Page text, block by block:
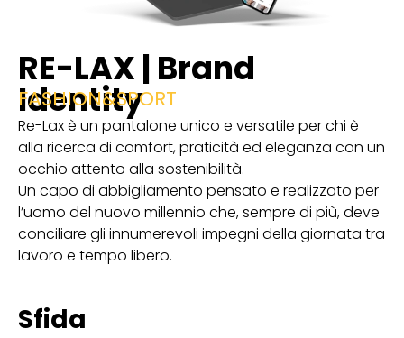
RE-LAX | Brand
Identity
FASHION&SPORT
Re-Lax è un pantalone unico e versatile per chi è
alla ricerca di comfort, praticità ed eleganza con un
occhio attento alla sostenibilità.
Un capo di abbigliamento pensato e realizzato per
l’uomo del nuovo millennio che, sempre di più, deve
conciliare gli innumerevoli impegni della giornata tra
lavoro e tempo libero.
Sfida